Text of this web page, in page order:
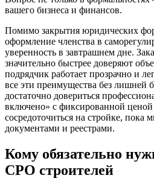
вашего бизнеса и финансов.
Помимо закрытия юридических
оформление членства в
уверенность в завтрашнем дне.
значительно быстрее доверяют
подрядчик работает прозрачно и
все эти преимущества без лишней
достаточно довериться
включено» с фиксированной ценой
сосредоточиться на стройке, пока
документами и реестрами.
Кому обязательно
СРО строителей